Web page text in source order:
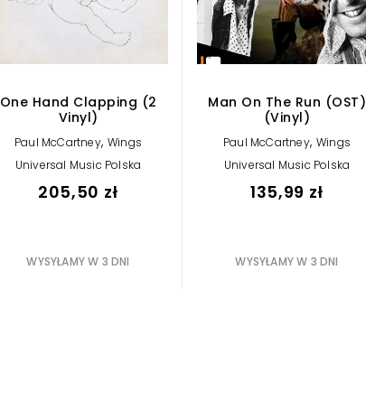
One Hand Clapping (2
Vinyl)
Paul McCartney, Wings
Universal Music Polska
205,50 zł
WYSYŁAMY W 3 DNI
Man On The Run (OST)
(Vinyl)
Paul McCartney, Wings
Universal Music Polska
135,99 zł
WYSYŁAMY W 3 DNI